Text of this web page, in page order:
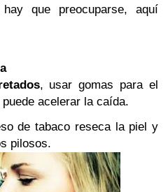
que preocuparse, aquí
, usar gomas para el
acelerar la caída.
de tabaco reseca la piel y
pilosos.